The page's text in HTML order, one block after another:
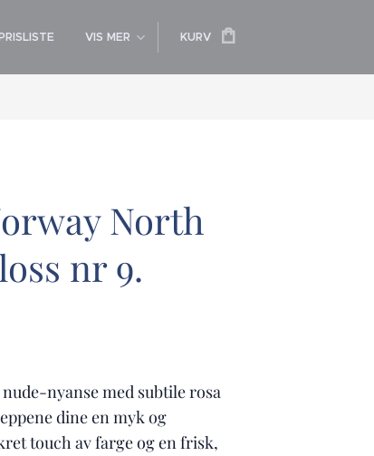
VIS MER KURV
North
nr 9.
nyanse med subtile rosa
dine en myk og
touch av farge og en frisk,